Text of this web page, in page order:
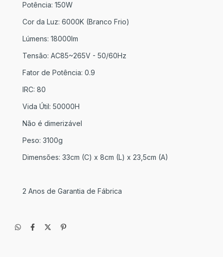
Potência: 150W
Cor da Luz: 6000K (Branco Frio)
Lúmens: 18000lm
Tensão: AC85~265V - 50/60Hz
Fator de Potência: 0.9
IRC: 80
Vida Útil: 50000H
Não é dimerizável
Peso: 3100g
Dimensões: 33cm (C) x 8cm (L) x 23,5cm (A)
2 Anos de Garantia de Fábrica